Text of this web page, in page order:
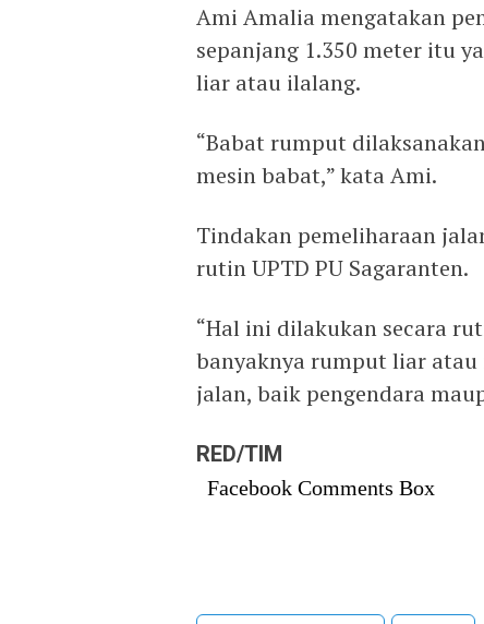
Ami Amalia mengatakan
sepanjang 1.350 meter itu
liar atau ilalang.
“Babat rumput
mesin babat,” kata Ami.
Tindakan pemeliharaan
rutin UPTD PU Sagaranten.
“Hal ini dilakukan secara
banyaknya rumput liar atau
jalan, baik pengendara
RED/TIM
Facebook Comments Box